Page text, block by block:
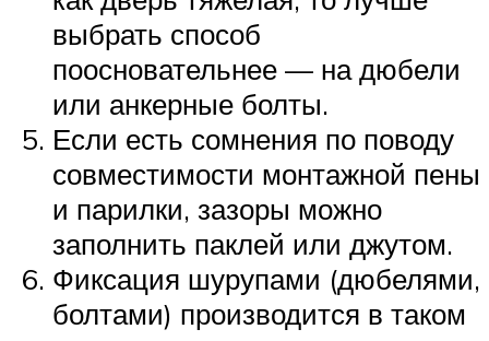
выбрать способ
поосновательнее — на дюбели
или анкерные болты.
Если есть сомнения по поводу
совместимости монтажной пены
и парилки, зазоры можно
заполнить паклей или джутом.
Фиксация шурупами (дюбелями,
болтами) производится в таком